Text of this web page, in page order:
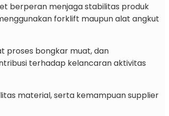
berperan menjaga stabilitas produk
forklift maupun alat angkut
proses bongkar muat, dan
terhadap kelancaran aktivitas
material, serta kemampuan supplier